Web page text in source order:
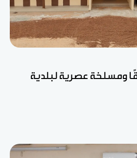
ومسلخة عصرية لبلدية